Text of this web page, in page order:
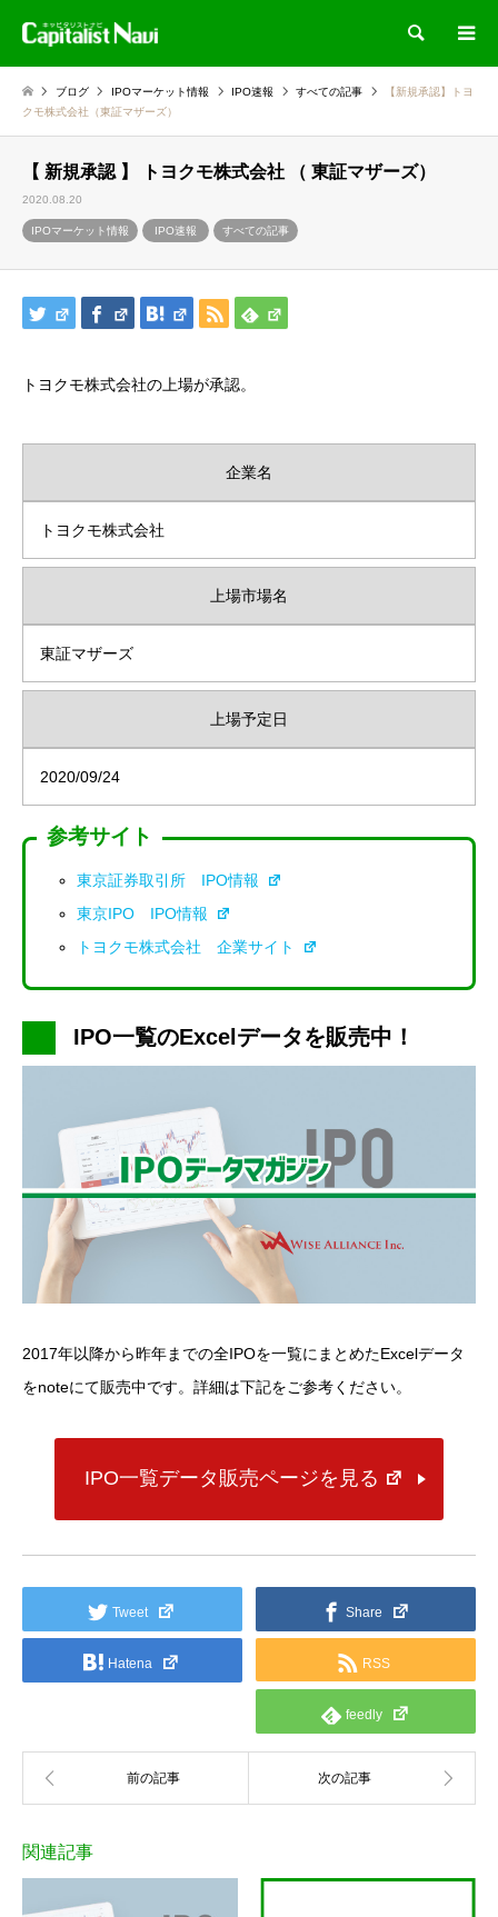
検索
ブログ IPOマーケット情報 IPO速報 すべての記事
【新規承認】トヨ
クモ株式会社（東証マザーズ）
【 新規承認 】 トヨクモ株式会社 （ 東証マザーズ）
2020.08.20
IPOマーケット情報 IPO速報 すべての記事
トヨクモ株式会社の上場が承認。
企業名
トヨクモ株式会社
上場市場名
東証マザーズ
上場予定日
2020/09/24
参考サイト
東京証券取引所 IPO情報
東京IPO IPO情報
トヨクモ株式会社 企業サイト
IPO一覧のExcelデータを販売中！
2017年以降から昨年までの全IPOを一覧にまとめたExcelデータ
をnoteにて販売中です。詳細は下記をご参考ください。
IPO一覧データ販売ページを見る
Tweet Share
Hatena RSS
feedly
関連記事